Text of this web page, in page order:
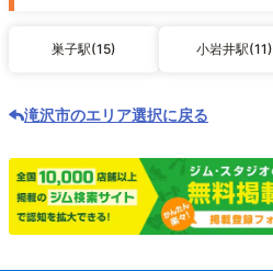
巣子駅(15) 小岩井駅(11)
滝沢市のエリア選択に戻る